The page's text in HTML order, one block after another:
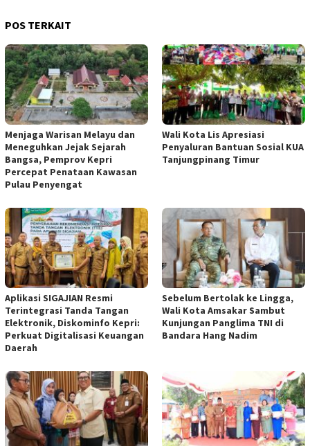
POS TERKAIT
Menjaga Warisan Melayu dan
Meneguhkan Jejak Sejarah
Bangsa, Pemprov Kepri
Percepat Penataan Kawasan
Pulau Penyengat
Wali Kota Lis Apresiasi
Penyaluran Bantuan Sosial KUA
Tanjungpinang Timur
Aplikasi SIGAJIAN Resmi
Terintegrasi Tanda Tangan
Elektronik, Diskominfo Kepri:
Perkuat Digitalisasi Keuangan
Daerah
Sebelum Bertolak ke Lingga,
Wali Kota Amsakar Sambut
Kunjungan Panglima TNI di
Bandara Hang Nadim